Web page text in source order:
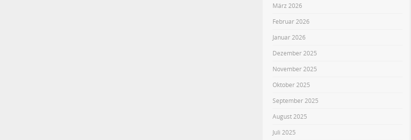
März 2026
Februar 2026
Januar 2026
Dezember 2025
November 2025
Oktober 2025
September 2025
August 2025
Juli 2025